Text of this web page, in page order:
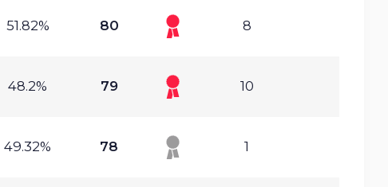
51.82% 80 8
48.2% 79 10
49.32% 78 1